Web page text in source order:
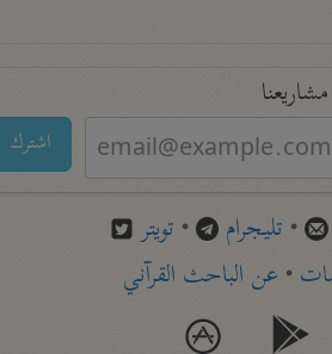
اشترك
• تليجرام • تويتر
• عن الباحث القرآني